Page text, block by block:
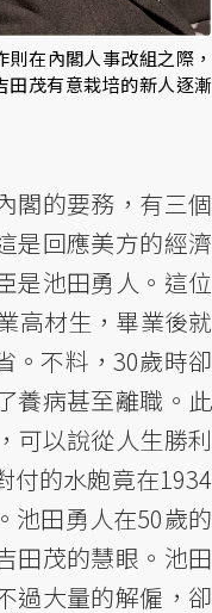
在內閣人事改組之際，
田茂有意栽培的新人逐漸
閣的要務，有三個
是回應美方的經濟
是池田勇人。這位
高材生，畢業後就
。不料，30歲時卻
養病甚至離職。此
可以說從人生勝利
付的水皰竟在1934
池田勇人在50歲的
田茂的慧眼。池田
過大量的解僱，卻